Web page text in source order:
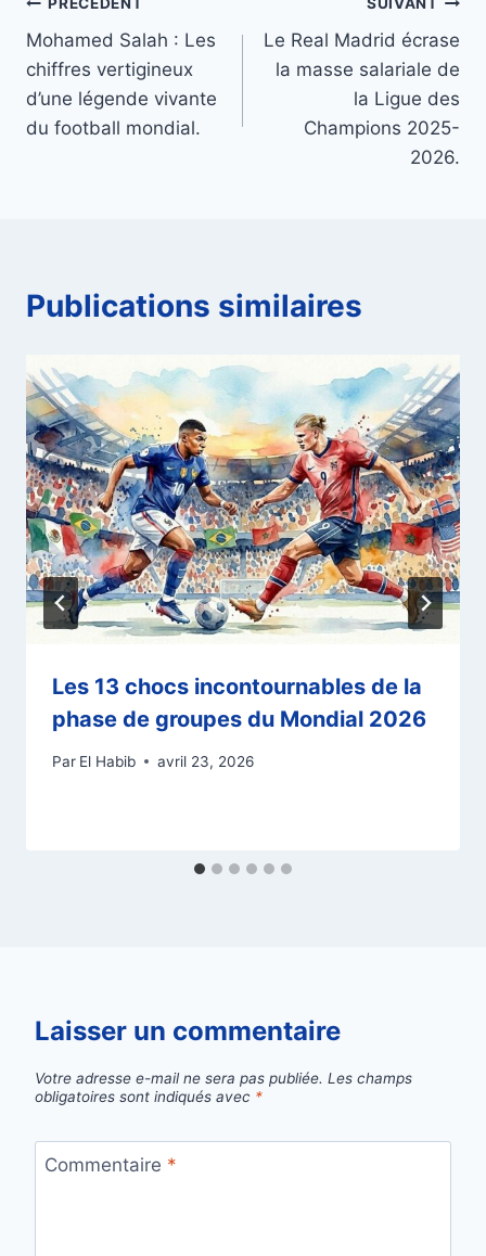
Navigation
de
l’article
Mohamed Salah : Les
chiffres vertigineux
d’une légende vivante
du football mondial.
Le Real Madrid écrase
la masse salariale de
la Ligue des
Champions 2025-
2026.
Publications similaires
Les 13 chocs incontournables de la
phase de groupes du Mondial 2026
Par El Habib avril 23, 2026
Laisser un commentaire
Votre adresse e-mail ne sera pas publiée. Les champs
obligatoires sont indiqués avec *
Commentaire *